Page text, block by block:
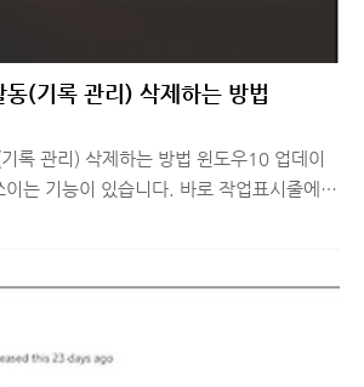
(기록 관리) 삭제하는 방법
록 관리) 삭제하는 방법 윈도우10 업데이
는 기능이 있습니다. 바로 작업표시줄에
래서 이 최근 활동 (기록 관리) 목록을 삭제
집되지 않도록 하는 방법을 공유해드리려
버튼 + 설정 아이콘을 클릭해 Windows